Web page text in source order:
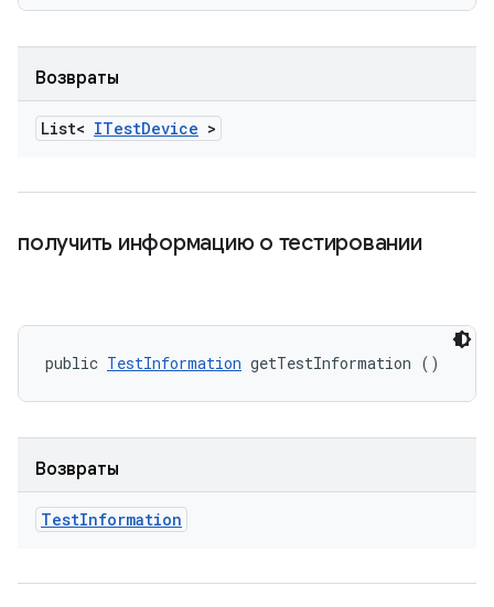
Возвраты
List< ITestDevice >
получить информацию о тестировании
public TestInformation getTestInformation ()
Возвраты
TestInformation